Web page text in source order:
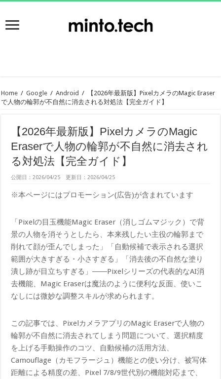
Home / Google / Android /
【2026年最新版】PixelカメラのMagic Eraser
で人物の輪郭が不自然に消去される対処法【完全ガイド】
【2026年最新版】PixelカメラのMagic
Eraserで人物の輪郭が不自然に消去され
る対処法【完全ガイド】
公開日：2026/04/25 更新日：2026/04/25
※本ページにはプロモーション(広告)が含まれています
「Pixelの目玉機能Magic Eraser（消しゴムマジック）で背
景の人物を消そうとしたら、本来残したい主役の輪郭まで
削れて顔が歪んでしまった」「自動候補で表示される選択
範囲が大きすぎる・小さすぎる」「消去後の不自然な塗り
潰し跡が目立ちすぎる」――Pixelシリーズの代表的なAI消
去機能、Magic Eraserは魔法のように便利な反面、使いこ
なしには微妙な調整スキルが求められます。
この記事では、PixelカメラアプリのMagic Eraserで人物の
輪郭が不自然に消去されてしまう問題について、選択精度
を上げる手動操作のコツ、自動候補の活用方法、
Camouflage（カモフラージュ）機能との使い分け、被写体
距離による精度の差、Pixel 7/8/9世代別の機能対応まで、